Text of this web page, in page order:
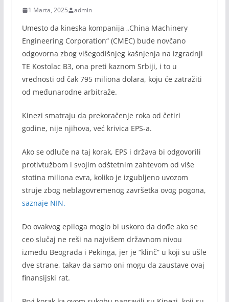
1 Marta, 2025 admin
Umesto da kineska kompanija „China Machinery
Engineering Corporation“ (CMEC) bude novčano
odgovorna zbog višegodišnjeg kašnjenja na izgradnji
TE Kostolac B3, ona preti kaznom Srbiji, i to u
vrednosti od čak 795 miliona dolara, koju će zatražiti
od međunarodne arbitraže.
Kinezi smatraju da prekoračenje roka od četiri
godine, nije njihova, već krivica EPS-a.
Ako se odluče na taj korak, EPS i država bi odgovorili
protivtužbom i svojim odštetnim zahtevom od više
stotina miliona evra, koliko je izgubljeno uvozom
struje zbog neblagovremenog završetka ovog pogona,
saznaje NIN.
Do ovakvog epiloga moglo bi uskoro da dođe ako se
ceo slučaj ne reši na najvišem državnom nivou
između Beograda i Pekinga, jer je “klinč” u koji su ušle
dve strane, takav da samo oni mogu da zaustave ovaj
finansijski rat.